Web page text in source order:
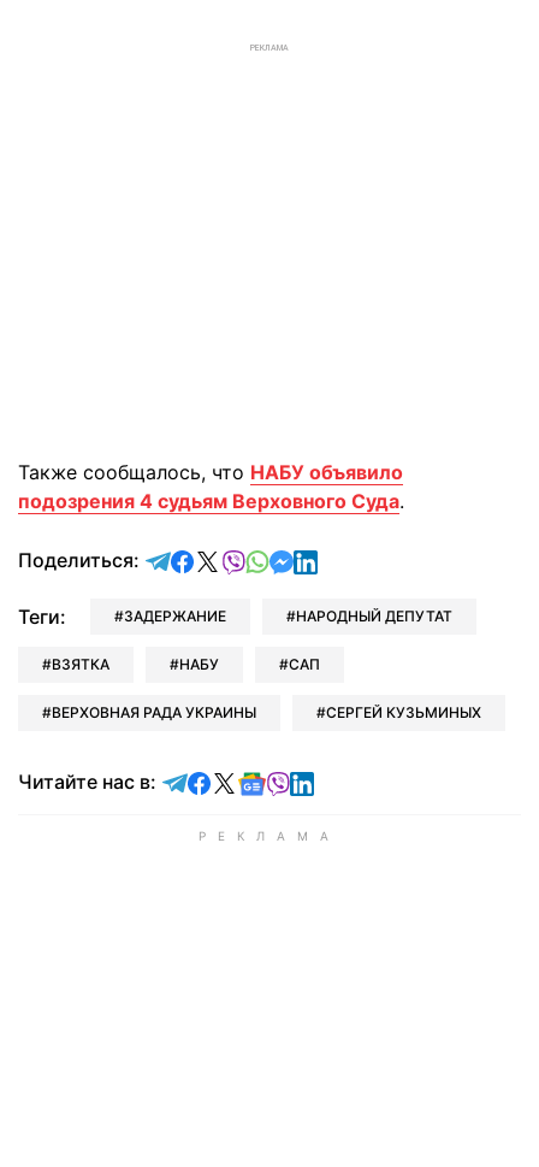
РЕКЛАМА
Также сообщалось, что НАБУ объявило
подозрения 4 судьям Верховного Суда.
Поделиться: отправить в Telegram
поделиться в Facebook
поделиться в X
отправить в Viber
отправить в Whatsapp
отправить в Messenger
отправить в LinkedIn
Теги: ЗАДЕРЖАНИЕ НАРОДНЫЙ ДЕПУТАТ
ВЗЯТКА НАБУ САП
ВЕРХОВНАЯ РАДА УКРАИНЫ СЕРГЕЙ КУЗЬМИНЫХ
Читайте нас в: Читайте в Telegram
Читайте в Facebook
Читайте в X
Читайте в Google news
Читайте в Viber
Читайте в LinkedIn